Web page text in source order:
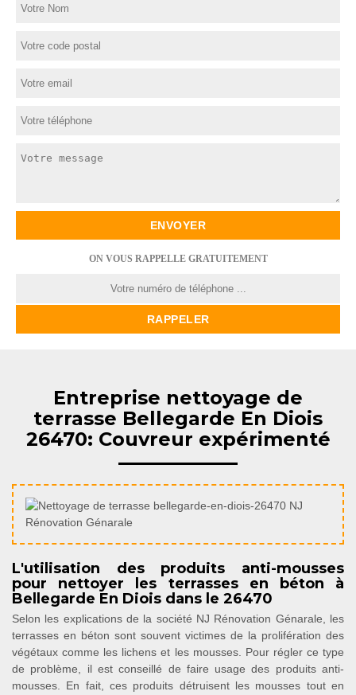
ON VOUS RAPPELLE GRATUITEMENT
Entreprise nettoyage de
terrasse Bellegarde En Diois
26470: Couvreur expérimenté
L'utilisation des produits anti-mousses
pour nettoyer les terrasses en béton à
Bellegarde En Diois dans le 26470
Selon les explications de la société NJ Rénovation Génarale, les
terrasses en béton sont souvent victimes de la prolifération des
végétaux comme les lichens et les mousses. Pour régler ce type
de problème, il est conseillé de faire usage des produits anti-
mousses. En fait, ces produits détruisent les mousses tout en